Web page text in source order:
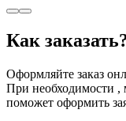
Как
Оформляйте заказ
При необходимости ,
поможет оформить